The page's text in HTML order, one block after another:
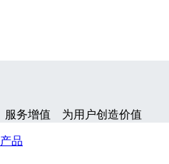
务增值 为用户创造价值
品